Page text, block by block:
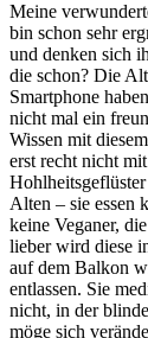
Meine
bin schon sehr
und denken sich
die schon? Die
Smartphone
nicht mal ein
Wissen mit
erst recht nicht
Alten – sie essen
keine Veganer,
lieber wird diese
auf dem Balkon
entlassen. Sie
nicht, in der
möge sich